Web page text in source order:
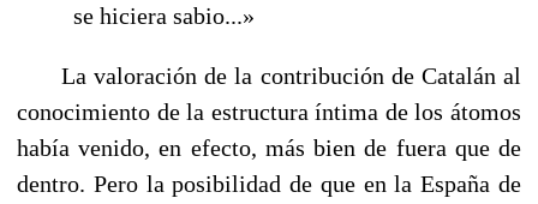
se hiciera sabio...»
La valoración de la contribución de Catalán al
conocimiento de la estructura íntima de los átomos
había venido, en efecto, más bien de fuera que de
dentro. Pero la posibilidad de que en la España de